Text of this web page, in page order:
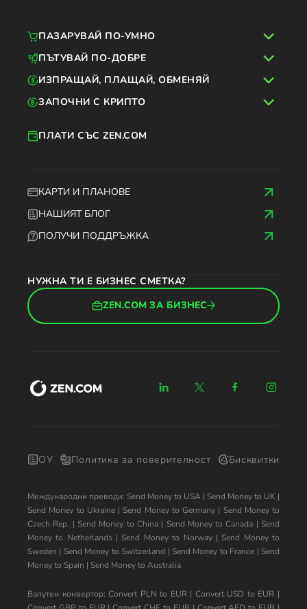
КАРТИ И ПЛАНОВЕ
НАШИЯТ БЛОГ
ПОЛУЧИ ПОДДРЪЖКА
ПЛАТИ СЪС ZEN.COM
НУЖНА ТИ Е БИЗНЕС СМЕТКА?
ZEN.COM ЗА БИЗНЕС
ПАЗАРУВАЙ ПО-УМНО
ПЪТУВАЙ ПО-ДОБРЕ
ИЗПРАЩАЙ, ПЛАЩАЙ, ОБМЕНЯЙ
ЗАПОЧНИ С КРИПТО
ОУ Политика за поверителност Бисквитки
Международни преводи: Send Money to USA | Send Money to UK |
Send Money to Ukraine| Send Money to Germany | Send Money to
Czech Rep. | Send Money to China| Send Money to Canada | Send
Money to Netherlands | Send Money to Norway| Send Money to
Sweden | Send Money to Switzerland | Send Money to France | Send
Money to Spain | Send Money to Australia
Валутен конвертор:Convert PLN to EUR| Convert USD to EUR |